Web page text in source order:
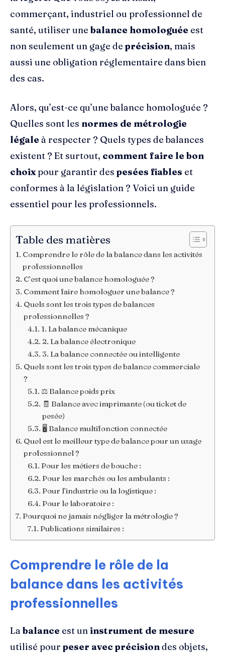
commerçant, industriel ou professionnel de
santé, utiliser une balance homologuée est
non seulement un gage de précision, mais
aussi une obligation réglementaire dans bien
des cas.
Alors, qu’est-ce qu’une balance homologuée ?
Quelles sont les normes de métrologie
légale à respecter ? Quels types de balances
existent ? Et surtout, comment faire le bon
choix pour garantir des pesées fiables et
conformes à la législation ? Voici un guide
essentiel pour les professionnels.
Table des matières
Comprendre le rôle de la balance dans les activités
professionnelles
C’est quoi une balance homologuée ?
Comment faire homologuer une balance ?
Quels sont les trois types de balances
professionnelles ?
1. La balance mécanique
2. La balance électronique
3. La balance connectée ou intelligente
Quels sont les trois types de balance commerciale
?
⚖️ Balance poids prix
🧾 Balance avec imprimante (ou ticket de
pesée)
🖥️ Balance multifonction connectée
Quel est le meilleur type de balance pour un usage
professionnel ?
Pour les métiers de bouche :
Pour les marchés ou les ambulants :
Pour l’industrie ou la logistique :
Pour le laboratoire :
Pourquoi ne jamais négliger la métrologie ?
Publications similaires :
Comprendre le rôle de la
balance dans les activités
professionnelles
La balance est un instrument de mesure
utilisé pour peser avec précision des objets,